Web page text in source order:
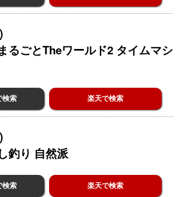
るごとTheワールド2 タイムマシ
索 楽天で検索
釣り 自然派
索 楽天で検索